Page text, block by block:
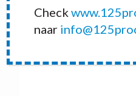
Check
naar